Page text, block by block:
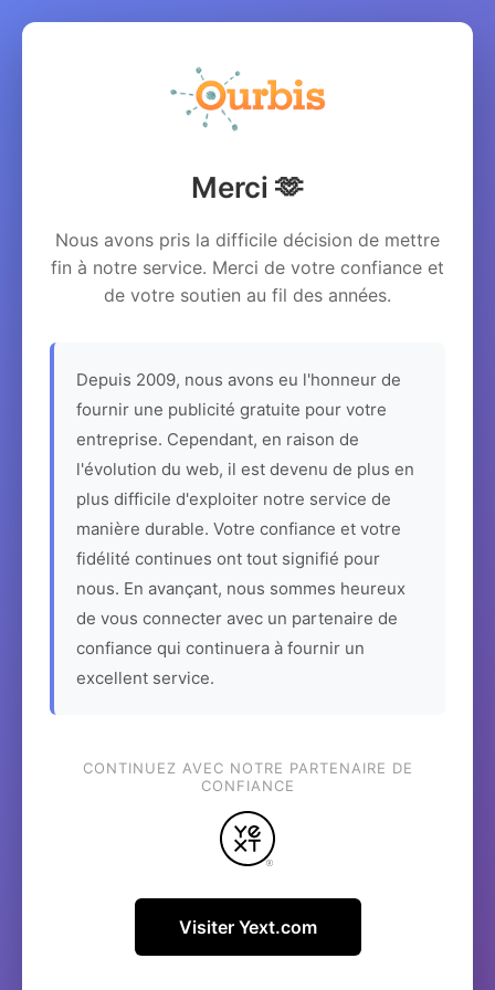
Merci 🫶
Nous avons pris la difficile décision de mettre
fin à notre service. Merci de votre confiance et
de votre soutien au fil des années.
Depuis 2009, nous avons eu l'honneur de
fournir une publicité gratuite pour votre
entreprise. Cependant, en raison de
l'évolution du web, il est devenu de plus en
plus difficile d'exploiter notre service de
manière durable. Votre confiance et votre
fidélité continues ont tout signifié pour
nous. En avançant, nous sommes heureux
de vous connecter avec un partenaire de
confiance qui continuera à fournir un
excellent service.
CONTINUEZ AVEC NOTRE PARTENAIRE DE
CONFIANCE
Visiter Yext.com